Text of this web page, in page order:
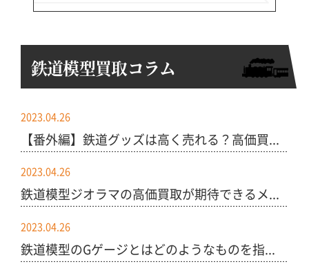
鉄道模型買取コラム
2023.04.26
【番外編】鉄道グッズは高く売れる？高価買...
2023.04.26
鉄道模型ジオラマの高価買取が期待できるメ...
2023.04.26
鉄道模型のGゲージとはどのようなものを指...